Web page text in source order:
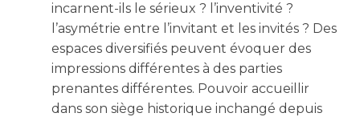
incarnent-ils le sérieux ? l’inventivité ?
l’asymétrie entre l’invitant et les invités ? Des
espaces diversifiés peuvent évoquer des
impressions différentes à des parties
prenantes différentes. Pouvoir accueillir
dans son siège historique inchangé depuis